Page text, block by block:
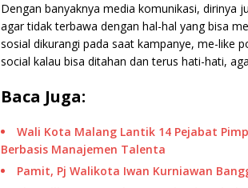
Dengan banyaknya media komunikasi, dirinya
agar tidak terbawa dengan hal-hal yang bisa
sosial dikurangi pada saat kampanye, me-like
social kalau bisa ditahan dan terus hati-hati,
Baca Juga:
Wali Kota Malang Lantik 14 Pejabat
Berbasis Manajemen Talenta
Pamit, Pj Walikota Iwan Kurniawan